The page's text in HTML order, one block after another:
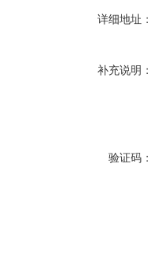
详细地址：
补充说明：
验证码：